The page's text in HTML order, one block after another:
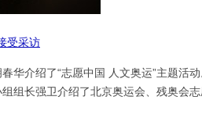
受采访
介绍了“志愿中国 人文奥运”主题活动
组长强卫介绍了北京奥运会、残奥会